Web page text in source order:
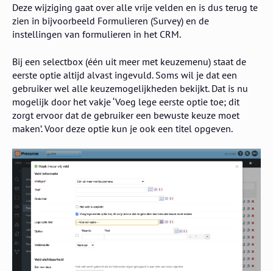
Deze wijziging gaat over alle vrije velden en is dus terug te
zien in bijvoorbeeld Formulieren (Survey) en de
instellingen van formulieren in het CRM.
Bij een selectbox (één uit meer met keuzemenu) staat de
eerste optie altijd alvast ingevuld. Soms wil je dat een
gebruiker wel alle keuzemogelijkheden bekijkt. Dat is nu
mogelijk door het vakje ‘Voeg lege eerste optie toe; dit
zorgt ervoor dat de gebruiker een bewuste keuze moet
maken’. Voor deze optie kun je ook een titel opgeven.